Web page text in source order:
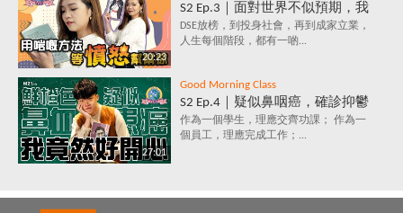
20:23
S2 Ep.3｜面對世界不似預期，我
要保持憤怒？｜負面情緒背後鮮
為人知的含義，你知道嗎？
DSE放榜，到投身社會，再到成家立業，
人生每個階段，都有一啲...
27:01
Good Morning Class
S2 Ep.4｜疑似鼻咽癌，確診抑鬱
症，究竟點解會咁？唔洗睇醫
生，唔洗食藥，都可以打敗抑鬱
作為一個學生，理應交齊功課； 作為一
個員工，理應完成工作；...